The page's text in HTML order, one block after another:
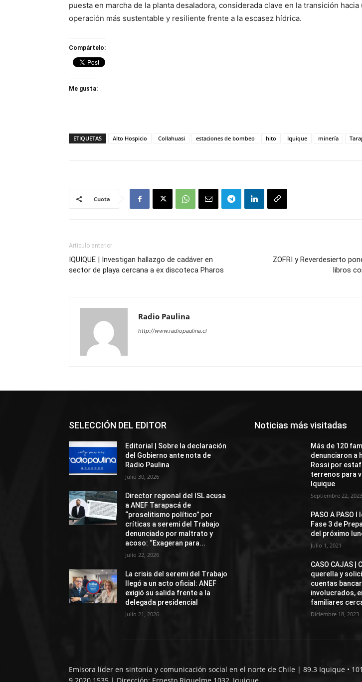
puesta en marcha de la planta desaladora, considerada clave en la transición hacia
operación más sustentable y resiliente frente a la escasez hídrica.
Compártelo:
Me gusta:
ETIQUETAS Alto Hospicio Collahuasi estaciones de bombeo hito Iquique minería
Cuota
Artículo anterior
IQUIQUE | Investigan hallazgo de cadáver en
sector de playa cercana a ex discoteca Pharos
ZOFRI y Reverdesierto
libros
Radio Paulina
http://www.radiopaulina.cl
SELECCIÓN DEL EDITOR
Editorial | Sobre la declaración
del Gobierno ante nota de
Radio Paulina
Julio 30, 2026
Director regional del ISL acusa
a ANEF Tarapacá de
“proselitismo político” por
críticas a seremi del Trabajo
denunciado por maltrato y
acoso: “Exageran para...
Julio 22, 2026
La crisis del seremi del Trabajo
llegó a un acto oficial: ANEF
exigió su salida frente a la
delegada presidencial
Julio 21, 2026
Noticias más visitadas
Más de 120
denunciaron a
Rossi por
terrenos para
Iquique
Septiembre 22, 2023
PASO A PASO
Fase 3 de
del próximo
Julio 1, 2021
CASO CAJAS |
querella y
cuentas
involucrados,
familiares
Diciembre 18, 2023
Emisora líder en sintonía y comunicación social en el norte de Chile | 89.3 Iquique •